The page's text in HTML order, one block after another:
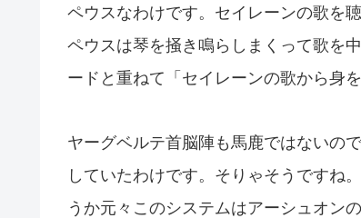
ペウスなわけです。セイレーンの歌を
ペウスは琴を掻き鳴らしまくって歌を
ードと重ねて「セイレーンの歌から身
ヤーグベルテ首脳陣も馬鹿ではないの
していたわけです。そりゃそうですね
うか元々このシステムはアーシュオンの